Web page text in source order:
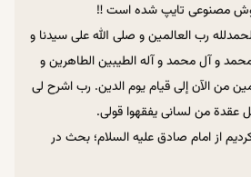
منم کردن” بودند.
را پولدار می‌کند!
ترس است!
مصنوعی تایپ شده است ‼
رب العالمین و صلی الله علی سیدنا و
و آل محمد و آله الطیبین الطاهرین و
من الآن إلی قیام یوم الدین. رب اشرح لی
عقدة من لسانی یفقهوا قولی.
از امام صادق علیه السلام؛ بحث در
از امام سجاد علیه السلام که حضرت